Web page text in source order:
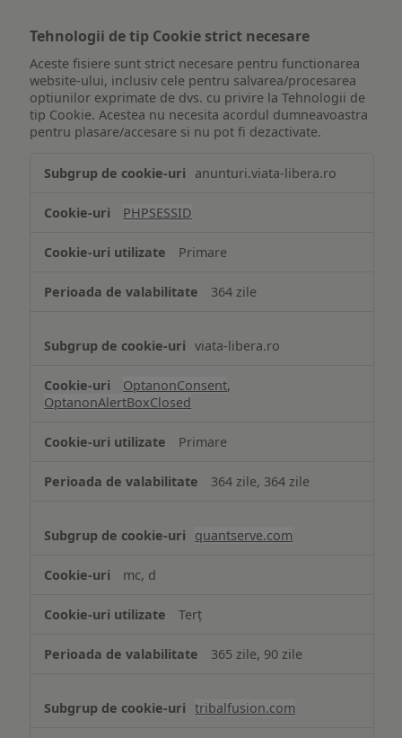
Tehnologii de tip Cookie strict necesare
Aceste fisiere sunt strict necesare pentru functionarea
website-ului, inclusiv cele pentru salvarea/procesarea
optiunilor exprimate de dvs. cu privire la Tehnologii de
tip Cookie. Acestea nu necesita acordul dumneavoastra
pentru plasare/accesare si nu pot fi dezactivate.
de
Cookie
necesare
anunturi.viata-libera.ro
PHPSESSID
Primare
364 zile
viata-libera.ro
OptanonConsent,
OptanonAlertBoxClosed
Primare
364 zile, 364 zile
quantserve.com
mc, d
Terț
365 zile, 90 zile
tribalfusion.com